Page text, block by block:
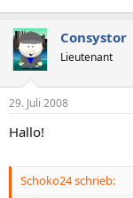
Consystor
Lieutenant
29. Juli 2008
Hallo!
Schoko24 schrieb: